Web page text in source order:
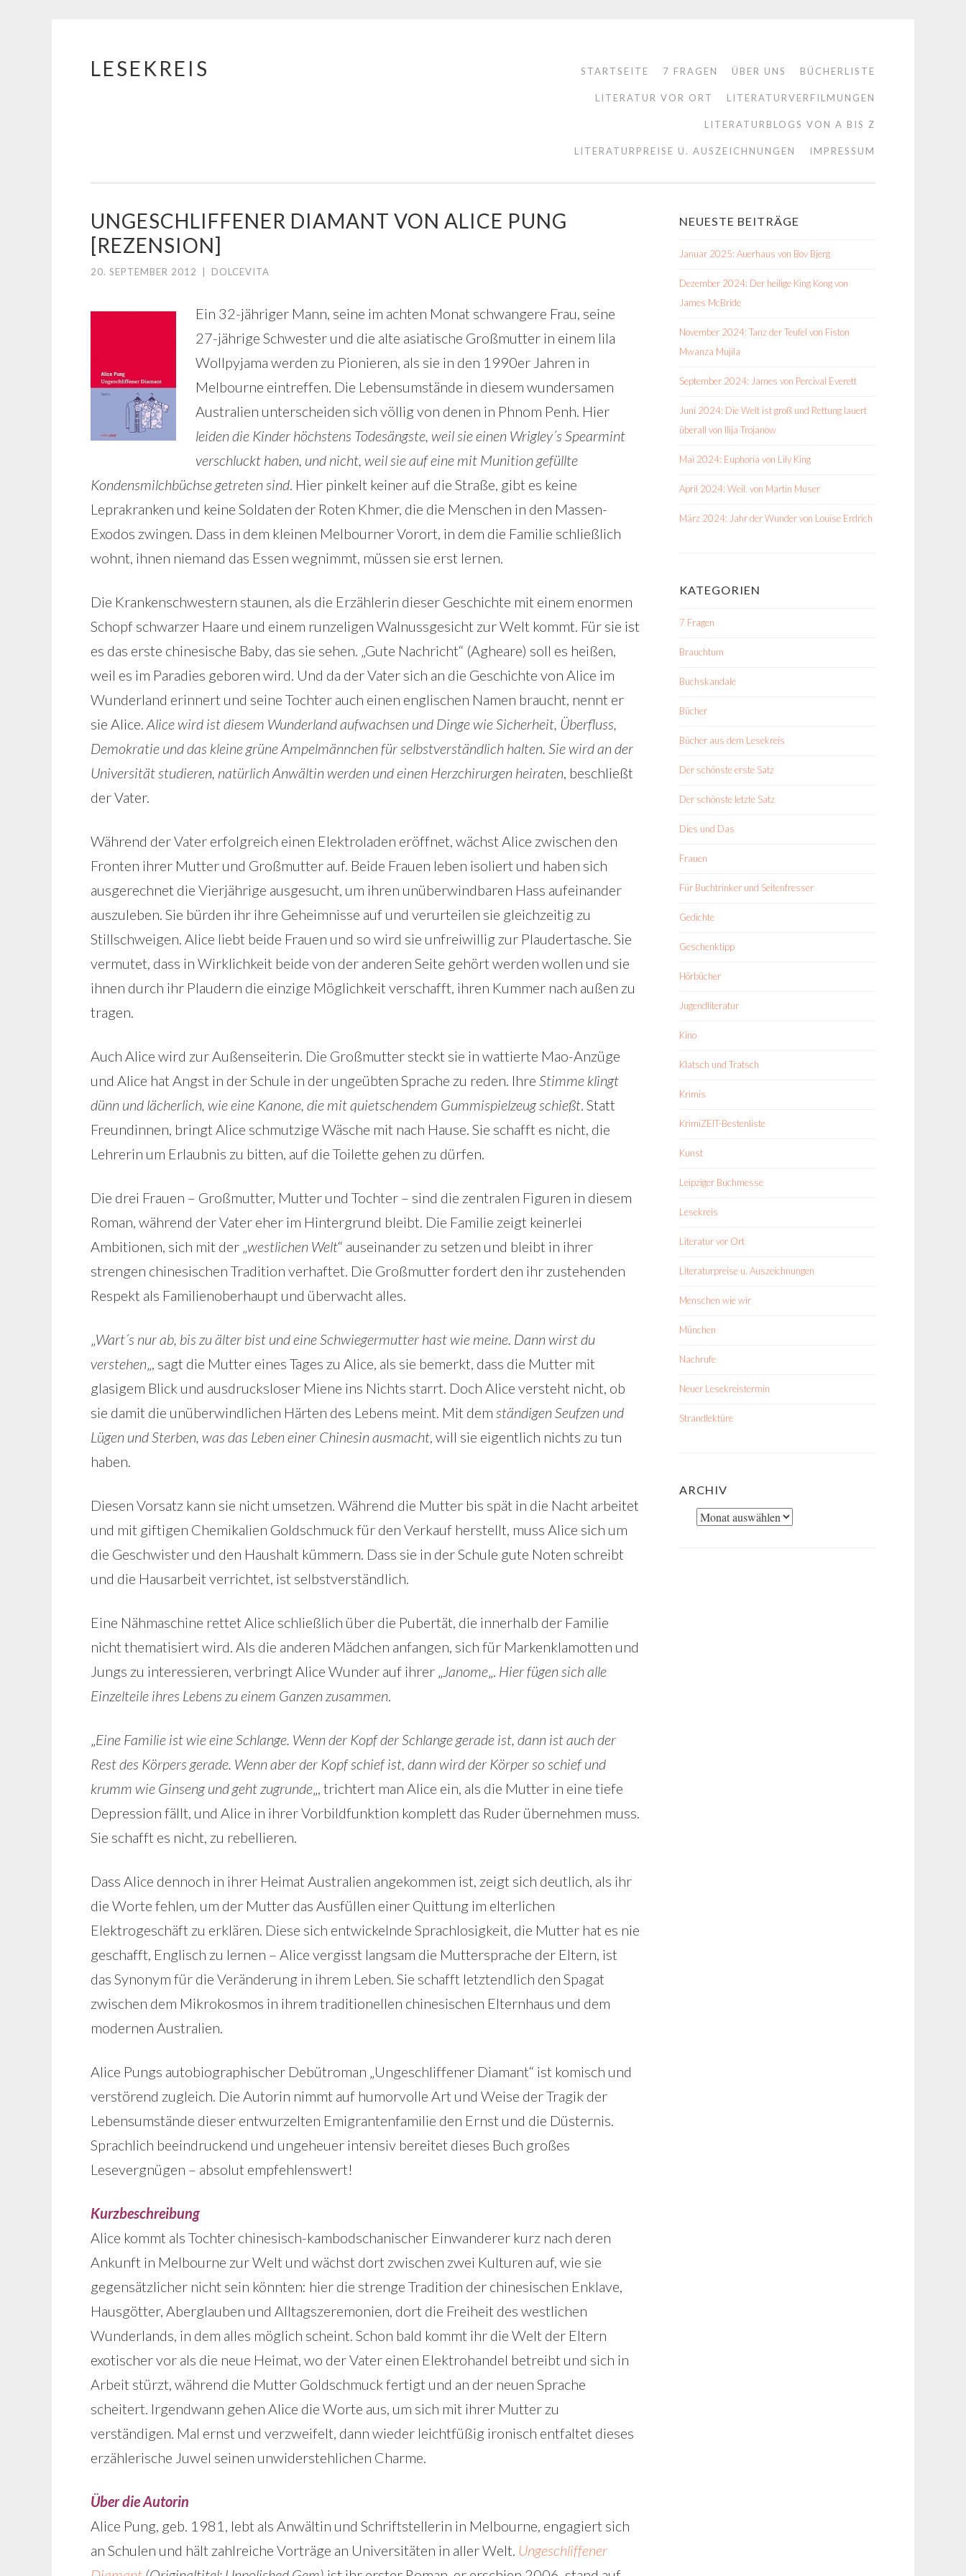
Springe
LESEKREIS STARTSEITE 7 FRAGEN ÜBER UNS BÜCHERLISTE
LITERATUR VOR ORT LITERATURVERFILMUNGEN
LITERATURBLOGS VON A BIS Z
LITERATURPREISE U. AUSZEICHNUNGEN IMPRESSUM
UNGESCHLIFFENER DIAMANT VON ALICE PUNG
[REZENSION]
20. SEPTEMBER 2012 DOLCEVITA
Ein 32-jähriger Mann, seine im achten Monat schwangere Frau, seine
27-jährige Schwester und die alte asiatische Großmutter in einem lila
Wollpyjama werden zu Pionieren, als sie in den 1990er Jahren in
Melbourne eintreffen. Die Lebensumstände in diesem wundersamen
Australien unterscheiden sich völlig von denen in Phnom Penh. Hier
leiden die Kinder höchstens Todesängste, weil sie einen Wrigley´s Spearmint
verschluckt haben, und nicht, weil sie auf eine mit Munition gefüllte
Kondensmilchbüchse getreten sind. Hier pinkelt keiner auf die Straße, gibt es keine
Leprakranken und keine Soldaten der Roten Khmer, die die Menschen in den Massen-
Exodos zwingen. Dass in dem kleinen Melbourner Vorort, in dem die Familie schließlich
wohnt, ihnen niemand das Essen wegnimmt, müssen sie erst lernen.
Die Krankenschwestern staunen, als die Erzählerin dieser Geschichte mit einem enormen
Schopf schwarzer Haare und einem runzeligen Walnussgesicht zur Welt kommt. Für sie ist
es das erste chinesische Baby, das sie sehen. „Gute Nachricht“ (Agheare) soll es heißen,
weil es im Paradies geboren wird. Und da der Vater sich an die Geschichte von Alice im
Wunderland erinnert und seine Tochter auch einen englischen Namen braucht, nennt er
sie Alice. Alice wird ist diesem Wunderland aufwachsen und Dinge wie Sicherheit, Überfluss,
Demokratie und das kleine grüne Ampelmännchen für selbstverständlich halten. Sie wird an der
Universität studieren, natürlich Anwältin werden und einen Herzchirurgen heiraten, beschließt
der Vater.
Während der Vater erfolgreich einen Elektroladen eröffnet, wächst Alice zwischen den
Fronten ihrer Mutter und Großmutter auf. Beide Frauen leben isoliert und haben sich
ausgerechnet die Vierjährige ausgesucht, um ihren unüberwindbaren Hass aufeinander
auszuleben. Sie bürden ihr ihre Geheimnisse auf und verurteilen sie gleichzeitig zu
Stillschweigen. Alice liebt beide Frauen und so wird sie unfreiwillig zur Plaudertasche. Sie
vermutet, dass in Wirklichkeit beide von der anderen Seite gehört werden wollen und sie
ihnen durch ihr Plaudern die einzige Möglichkeit verschafft, ihren Kummer nach außen zu
tragen.
Auch Alice wird zur Außenseiterin. Die Großmutter steckt sie in wattierte Mao-Anzüge
und Alice hat Angst in der Schule in der ungeübten Sprache zu reden. Ihre Stimme klingt
dünn und lächerlich, wie eine Kanone, die mit quietschendem Gummispielzeug schießt. Statt
Freundinnen, bringt Alice schmutzige Wäsche mit nach Hause. Sie schafft es nicht, die
Lehrerin um Erlaubnis zu bitten, auf die Toilette gehen zu dürfen.
Die drei Frauen – Großmutter, Mutter und Tochter – sind die zentralen Figuren in diesem
Roman, während der Vater eher im Hintergrund bleibt. Die Familie zeigt keinerlei
Ambitionen, sich mit der „westlichen Welt“ auseinander zu setzen und bleibt in ihrer
strengen chinesischen Tradition verhaftet. Die Großmutter fordert den ihr zustehenden
Respekt als Familienoberhaupt und überwacht alles.
„Wart´s nur ab, bis zu älter bist und eine Schwiegermutter hast wie meine. Dann wirst du
verstehen„, sagt die Mutter eines Tages zu Alice, als sie bemerkt, dass die Mutter mit
glasigem Blick und ausdrucksloser Miene ins Nichts starrt. Doch Alice versteht nicht, ob
sie damit die unüberwindlichen Härten des Lebens meint. Mit dem ständigen Seufzen und
Lügen und Sterben, was das Leben einer Chinesin ausmacht, will sie eigentlich nichts zu tun
haben.
Diesen Vorsatz kann sie nicht umsetzen. Während die Mutter bis spät in die Nacht arbeitet
und mit giftigen Chemikalien Goldschmuck für den Verkauf herstellt, muss Alice sich um
die Geschwister und den Haushalt kümmern. Dass sie in der Schule gute Noten schreibt
und die Hausarbeit verrichtet, ist selbstverständlich.
Eine Nähmaschine rettet Alice schließlich über die Pubertät, die innerhalb der Familie
nicht thematisiert wird. Als die anderen Mädchen anfangen, sich für Markenklamotten und
Jungs zu interessieren, verbringt Alice Wunder auf ihrer „Janome„. Hier fügen sich alle
Einzelteile ihres Lebens zu einem Ganzen zusammen.
„Eine Familie ist wie eine Schlange. Wenn der Kopf der Schlange gerade ist, dann ist auch der
Rest des Körpers gerade. Wenn aber der Kopf schief ist, dann wird der Körper so schief und
krumm wie Ginseng und geht zugrunde„, trichtert man Alice ein, als die Mutter in eine tiefe
Depression fällt, und Alice in ihrer Vorbildfunktion komplett das Ruder übernehmen muss.
Sie schafft es nicht, zu rebellieren.
Dass Alice dennoch in ihrer Heimat Australien angekommen ist, zeigt sich deutlich, als ihr
die Worte fehlen, um der Mutter das Ausfüllen einer Quittung im elterlichen
Elektrogeschäft zu erklären. Diese sich entwickelnde Sprachlosigkeit, die Mutter hat es nie
geschafft, Englisch zu lernen – Alice vergisst langsam die Muttersprache der Eltern, ist
das Synonym für die Veränderung in ihrem Leben. Sie schafft letztendlich den Spagat
zwischen dem Mikrokosmos in ihrem traditionellen chinesischen Elternhaus und dem
modernen Australien.
Alice Pungs autobiographischer Debütroman „Ungeschliffener Diamant“ ist komisch und
verstörend zugleich. Die Autorin nimmt auf humorvolle Art und Weise der Tragik der
Lebensumstände dieser entwurzelten Emigrantenfamilie den Ernst und die Düsternis.
Sprachlich beeindruckend und ungeheuer intensiv bereitet dieses Buch großes
Lesevergnügen – absolut empfehlenswert!
Kurzbeschreibung
Alice kommt als Tochter chinesisch-kambodschanischer Einwanderer kurz nach deren
Ankunft in Melbourne zur Welt und wächst dort zwischen zwei Kulturen auf, wie sie
gegensätzlicher nicht sein könnten: hier die strenge Tradition der chinesischen Enklave,
Hausgötter, Aberglauben und Alltagszeremonien, dort die Freiheit des westlichen
Wunderlands, in dem alles möglich scheint. Schon bald kommt ihr die Welt der Eltern
exotischer vor als die neue Heimat, wo der Vater einen Elektrohandel betreibt und sich in
Arbeit stürzt, während die Mutter Goldschmuck fertigt und an der neuen Sprache
scheitert. Irgendwann gehen Alice die Worte aus, um sich mit ihrer Mutter zu
verständigen. Mal ernst und verzweifelt, dann wieder leichtfüßig ironisch entfaltet dieses
erzählerische Juwel seinen unwiderstehlichen Charme.
Über die Autorin
Alice Pung, geb. 1981, lebt als Anwältin und Schriftstellerin in Melbourne, engagiert sich
an Schulen und hält zahlreiche Vorträge an Universitäten in aller Welt. Ungeschliffener
NEUESTE BEITRÄGE
Januar 2025: Auerhaus von Bov Bjerg
Dezember 2024: Der heilige King Kong von
James McBride
November 2024: Tanz der Teufel von Fiston
Mwanza Mujila
September 2024: James von Percival Everett
Juni 2024: Die Welt ist groß und Rettung lauert
überall von Ilija Trojanow
Mai 2024: Euphoria von Lily King
April 2024: Weil. von Martin Muser
März 2024: Jahr der Wunder von Louise Erdrich
KATEGORIEN
7 Fragen
Brauchtum
Buchskandale
Bücher
Bücher aus dem Lesekreis
Der schönste erste Satz
Der schönste letzte Satz
Dies und Das
Frauen
Für Buchtrinker und Seitenfresser
Gedichte
Geschenktipp
Hörbücher
Jugendliteratur
Kino
Klatsch und Tratsch
Krimis
KrimiZEIT-Bestenliste
Kunst
Leipziger Buchmesse
Lesekreis
Literatur vor Ort
Literaturpreise u. Auszeichnungen
Menschen wie wir
München
Nachrufe
Neuer Lesekreistermin
Strandlektüre
ARCHIV
Archiv